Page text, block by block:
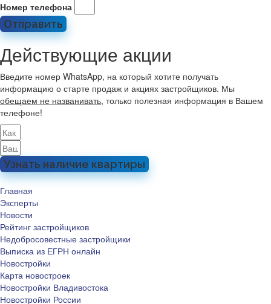
Номер телефона
Отправить
Действующие акции
Введите номер WhatsApp, на который хотите получать
информацию о старте продаж и акциях застройщиков. Мы
обещаем не названивать, только полезная информация в Вашем
телефоне!
Узнать наличие квартиры
Главная
Эксперты
Новости
Рейтинг застройщиков
Недобросовестные застройщики
Выписка из ЕГРН онлайн
Новостройки
Карта новостроек
Новостройки Владивостока
Новостройки России